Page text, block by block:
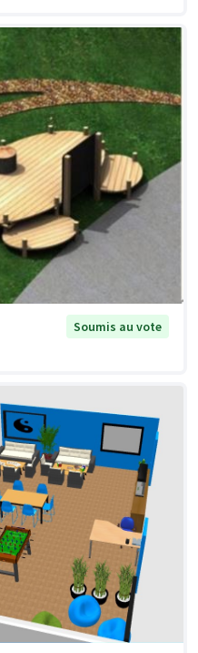
Soumis au vote